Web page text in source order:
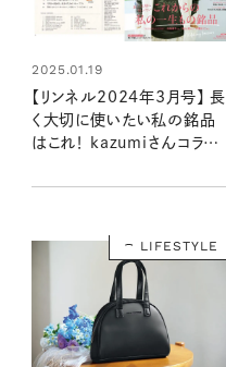
2025.01.19
【リンネル2024年3月号】 長
く大切に使いたい私の銘品
はこれ！ kazumiさんコラボ
を最速レポート＜1月20日発
LIFESTYLE